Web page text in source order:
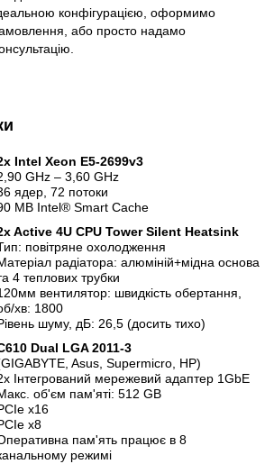
конфігурацією, оформимо
або просто надамо
Intel Xeon E5-2699v3
GHz – 3,60 GHz
ядер, 72 потоки
MB Intel® Smart Cache
Active 4U CPU Tower Silent Heatsink
повітряне охолодження
радіатора: алюміній+мідна основа
4 теплових трубки
вентилятор: швидкість обертання,
хв: 1800
шуму, дБ: 26,5 (досить тихо)
Dual LGA 2011-3
Asus, Supermicro, HP)
Інтегрований мережевий адаптер 1GbE
об'єм пам'яті: 512 GB
x16
x8
пам'ять працює в 8
режимі